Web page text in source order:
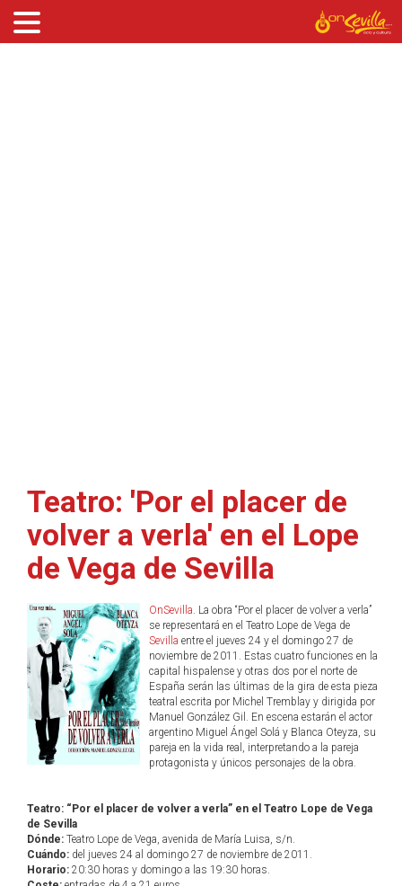
Teatro: 'Por el placer de
volver a verla' en el Lope
de Vega de Sevilla
OnSevilla. La obra “Por el placer de volver a verla”
se representará en el Teatro Lope de Vega de
Sevilla entre el jueves 24 y el domingo 27 de
noviembre de 2011. Estas cuatro funciones en la
capital hispalense y otras dos por el norte de
España serán las últimas de la gira de esta pieza
teatral escrita por Michel Tremblay y dirigida por
Manuel González Gil. En escena estarán el actor
argentino Miguel Ángel Solá y Blanca Oteyza, su
pareja en la vida real, interpretando a la pareja
protagonista y únicos personajes de la obra.
Teatro: “Por el placer de volver a verla” en el Teatro Lope de Vega
de Sevilla
Dónde: Teatro Lope de Vega, avenida de María Luisa, s/n.
Cuándo: del jueves 24 al domingo 27 de noviembre de 2011.
Horario: 20:30 horas y domingo a las 19:30 horas.